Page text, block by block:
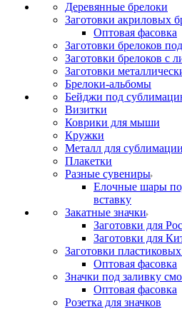
Деревянные брелоки
Заготовки акриловых
Оптовая фасовка
Заготовки брелоков
Заготовки брелоков с
Заготовки
Брелоки-альбомы
Бейджи под
Визитки
Коврики для мыши
Кружки
Металл для сублимации
Плакетки
Разные сувениры
Елочные шары
вставку
Закатные значки
Заготовки для
Заготовки для
Заготовки пластиковых
Оптовая фасовка
Значки под заливку
Оптовая фасовка
Розетка для значков